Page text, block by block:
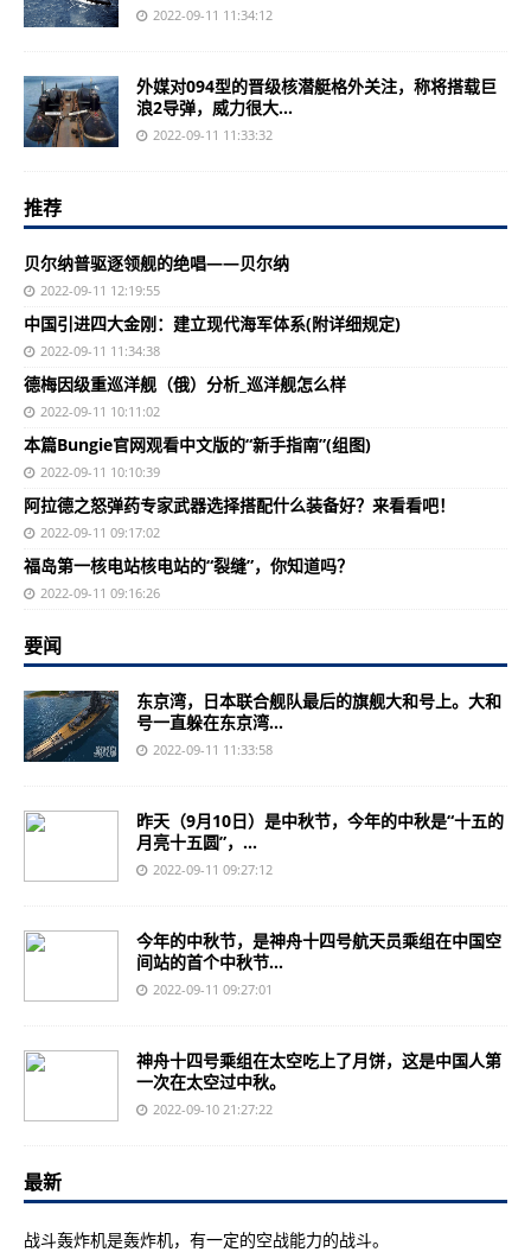
2022-09-11 11:34:12
外媒对094型的晋级核潜艇格外关注，称将搭载巨
浪2导弹，威力很大...
2022-09-11 11:33:32
推荐
贝尔纳普驱逐领舰的绝唱——贝尔纳
2022-09-11 12:19:55
中国引进四大金刚：建立现代海军体系(附详细规定)
2022-09-11 11:34:38
德梅因级重巡洋舰（俄）分析_巡洋舰怎么样
2022-09-11 10:11:02
本篇Bungie官网观看中文版的“新手指南”(组图)
2022-09-11 10:10:39
阿拉德之怒弹药专家武器选择搭配什么装备好？来看看吧！
2022-09-11 09:17:02
福岛第一核电站核电站的“裂缝”，你知道吗？
2022-09-11 09:16:26
要闻
东京湾，日本联合舰队最后的旗舰大和号上。大和
号一直躲在东京湾...
2022-09-11 11:33:58
昨天（9月10日）是中秋节，今年的中秋是“十五的
月亮十五圆”，...
2022-09-11 09:27:12
今年的中秋节，是神舟十四号航天员乘组在中国空
间站的首个中秋节...
2022-09-11 09:27:01
神舟十四号乘组在太空吃上了月饼，这是中国人第
一次在太空过中秋。
2022-09-10 21:27:22
最新
战斗轰炸机是轰炸机，有一定的空战能力的战斗。